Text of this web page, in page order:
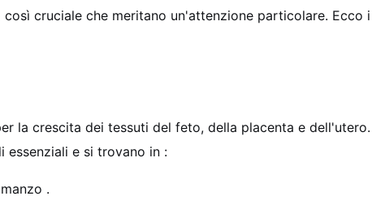
cruciale che meritano un'attenzione particolare.
la crescita dei tessuti del feto, della placenta e
essenziali e si trovano in :
.